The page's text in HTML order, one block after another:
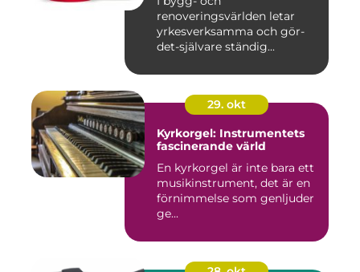
renoveringsvärlden letar
yrkesverksamma och gör-
det-självare ständig...
29. okt
Kyrkorgel: Instrumentets
fascinerande värld
En kyrkorgel är inte bara ett
musikinstrument, det är en
förnimmelse som genljuder
ge...